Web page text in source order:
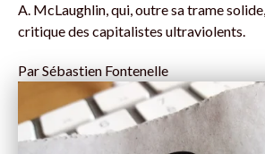
A. McLaughlin, qui, outre sa trame
critique des capitalistes ultraviolents.
ParSébastien Fontenelle